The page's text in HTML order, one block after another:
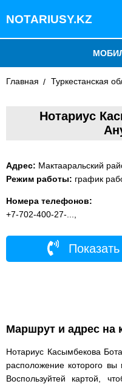
NOTARIUSY.KZ
БЛОГ
ДОБАВИТЬ КОМПАНИЮ
НОТАРИУСЫ
Главная Туркестанская
Нотариус
Адрес: Мактааральский
Режим работы: график
Номера телефонов:
+7-702-400-27-...,
Маршрут и адрес на
Нотариус Касымбекова
расположение которого
Воспользуйтей картой,